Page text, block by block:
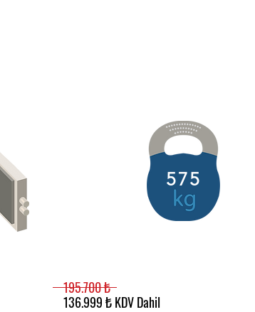
575
195.700 ₺
136.999 ₺ KDV Dahil